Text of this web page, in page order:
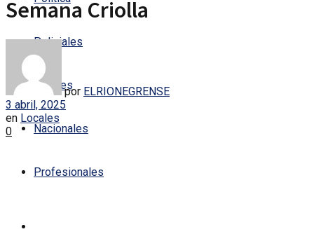
Policiales
Locales
Nacionales
Profesionales
Semana Criolla
por ELRIONEGRENSE
3 abril, 2025
en Locales
0